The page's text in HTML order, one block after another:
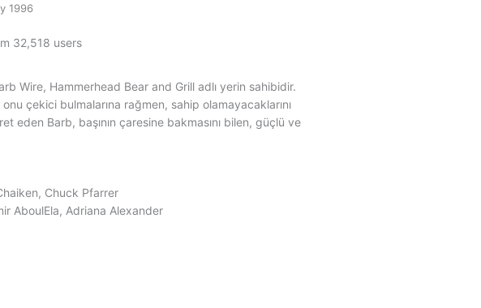
1996
32,518 users
Wire, Hammerhead Bear and Grill adlı yerin sahibidir.
çekici bulmalarına rağmen, sahip olamayacaklarını
eden Barb, başının çaresine bakmasını bilen, güçlü ve
Chuck Pfarrer
AboulEla, Adriana Alexander